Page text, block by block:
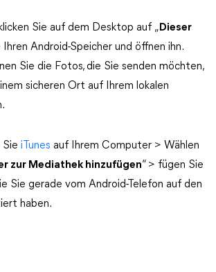
Sie auf dem Desktop auf „ Dieser
Ihren Android-Speicher und öffnen ihn.
Sie die Fotos, die Sie senden möchten,
sicheren Ort auf Ihrem lokalen
iTunes auf Ihrem Computer > Wählen
zur Mediathek hinzufügen“ > fügen Sie
Sie gerade vom Android-Telefon auf den
haben.